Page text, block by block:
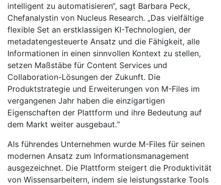
intelligent zu automatisieren“, sagt Barbara Peck,
Chefanalystin von Nucleus Research. „Das vielfältige
flexible Set an erstklassigen KI-Technologien, der
metadatengesteuerte Ansatz und die Fähigkeit, alle
Informationen in einen sinnvollen Kontext zu stellen,
setzen Maßstäbe für Content Services und
Collaboration-Lösungen der Zukunft. Die
Produktstrategie und Erweiterungen von M-Files im
vergangenen Jahr haben die einzigartigen
Eigenschaften der Plattform und ihre Bedeutung auf
dem Markt weiter ausgebaut.“
Als führendes Unternehmen wurde M-Files für seinen
modernen Ansatz zum Informationsmanagement
ausgezeichnet. Die Plattform steigert die Produktivität
von Wissensarbeitern, indem sie leistungsstarke Tools